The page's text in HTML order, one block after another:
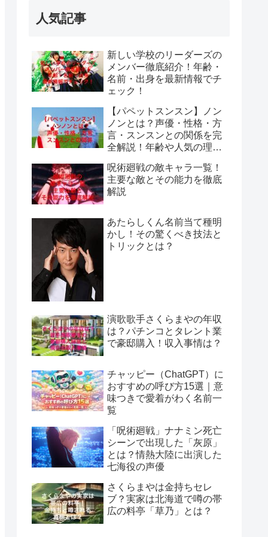
人気記事
新しい学校のリーダーズの
メンバー徹底紹介！年齢・
名前・出身を最新情報でチ
ェック！
【パペットスンスン】ノン
ノンとは？声優・性格・方
言・スンスンとの関係を完
全解説！年齢や人気の理由
呪術廻戦の敵キャラ一覧！
主要な敵とその能力を徹底
解説
あたらしくん名前当て種明
かし！その驚くべき技法と
トリックとは？
演歌歌手さくらまやの年収
は？パチンコとタレント業
で豪邸購入！収入事情は？
チャッピー（ChatGPT）に
おすすめの呼び方15選｜意
味つきで愛着がわく名前一
覧
「呪術廻戦」ナナミン死亡
シーンで出現した「灰原」
とは？情熱大陸に出演した
七海役の声優
さくらまやは金持ちセレ
ブ？実家は北海道で噂の帯
広の料亭「草乃」とは？